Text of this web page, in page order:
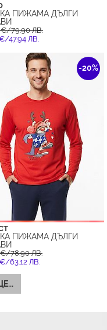
ПИЖАМА ДЪЛГИ
€/79.90 ЛВ.
47.94 ЛВ.
-20%
ПИЖАМА ДЪЛГИ
€/78.90 ЛВ.
63.12 ЛВ.